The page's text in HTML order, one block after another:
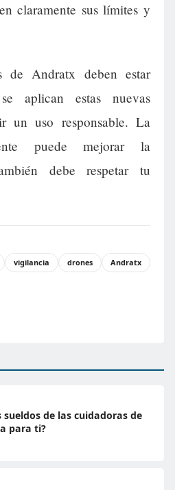
claramente sus límites y
de Andratx deben estar
aplican estas nuevas
un uso responsable. La
puede mejorar la
debe respetar tu
vigilancia drones Andratx
de las cuidadoras de
para ti?